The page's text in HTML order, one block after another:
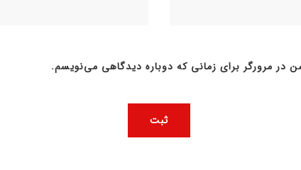
در مرورگر برای زمانی که دوباره دیدگاهی می‌نویسم.